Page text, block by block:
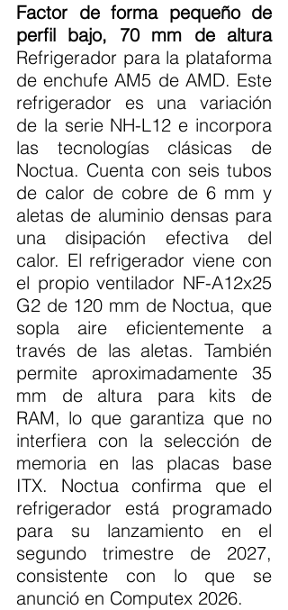
Factor de forma pequeño de
perfil bajo, 70 mm de altura
Refrigerador para la plataforma
de enchufe AM5 de AMD. Este
refrigerador es una variación
de la serie NH-L12 e incorpora
las tecnologías clásicas de
Noctua. Cuenta con seis tubos
de calor de cobre de 6 mm y
aletas de aluminio densas para
una disipación efectiva del
calor. El refrigerador viene con
el propio ventilador NF-A12x25
G2 de 120 mm de Noctua, que
sopla aire eficientemente a
través de las aletas. También
permite aproximadamente 35
mm de altura para kits de
RAM, lo que garantiza que no
interfiera con la selección de
memoria en las placas base
ITX. Noctua confirma que el
refrigerador está programado
para su lanzamiento en el
segundo trimestre de 2027,
consistente con lo que se
anunció en Computex 2026.